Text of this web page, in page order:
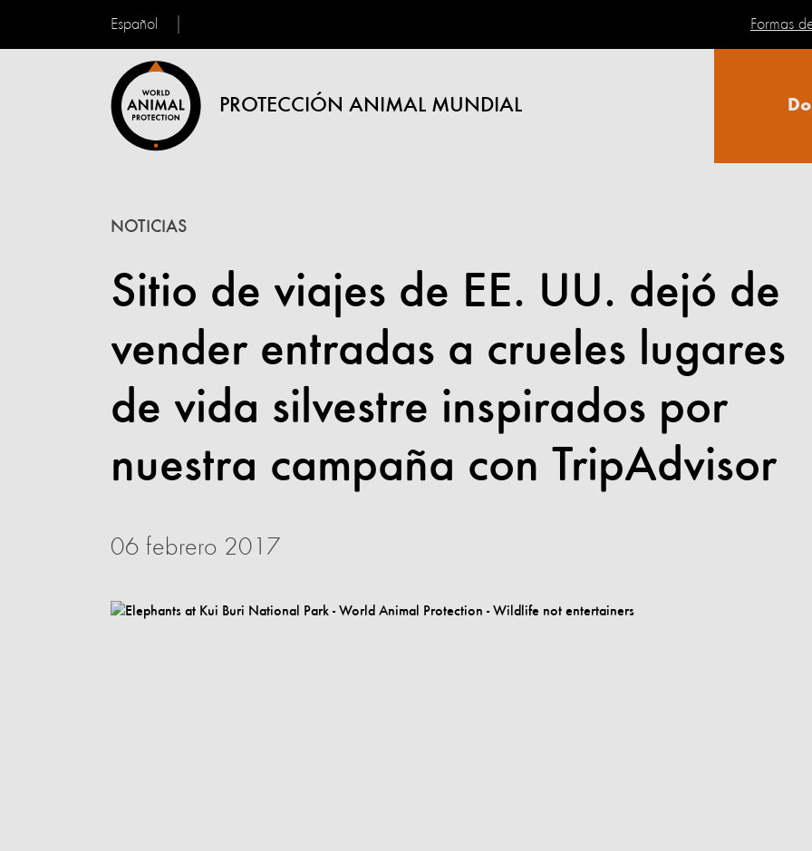
Español
PROTECCIÓN ANIMAL MUNDIAL
Formas
Sitio de viajes de EE. UU. dejó de
vender entradas a crueles lugares
de vida silvestre inspirados por
nuestra campaña con TripAdvisor
NOTICIAS
06 febrero 2017